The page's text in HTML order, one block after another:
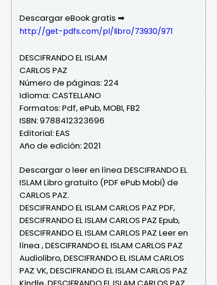
Descargar eBook gratis ➡
http://get-pdfs.com/pl/libro/73930/971
DESCIFRANDO EL ISLAM
CARLOS PAZ
Número de páginas: 224
Idioma: CASTELLANO
Formatos: Pdf, ePub, MOBI, FB2
ISBN: 9788412323696
Editorial: EAS
Año de edición: 2021
Descargar o leer en línea DESCIFRANDO EL
ISLAM Libro gratuito (PDF ePub Mobi) de
CARLOS PAZ.
DESCIFRANDO EL ISLAM CARLOS PAZ PDF,
DESCIFRANDO EL ISLAM CARLOS PAZ Epub,
DESCIFRANDO EL ISLAM CARLOS PAZ Leer en
línea , DESCIFRANDO EL ISLAM CARLOS PAZ
Audiolibro, DESCIFRANDO EL ISLAM CARLOS
PAZ VK, DESCIFRANDO EL ISLAM CARLOS PAZ